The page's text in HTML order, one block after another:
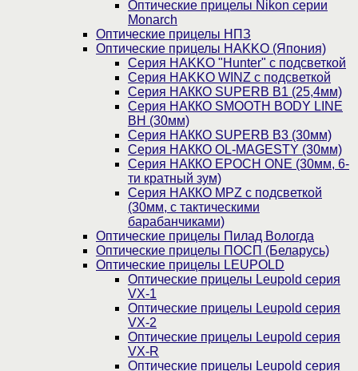
Оптические прицелы Nikon серии
Monarch
Оптические прицелы НПЗ
Оптические прицелы HAKKO (Япония)
Cерия HAKKO "Hunter" с подсветкой
Серия НAKKO WINZ с подсветкой
Серия НАККО SUPERB B1 (25,4мм)
Серия НАККО SMOOTH BODY LINE
BH (30мм)
Серия НАККО SUPERB B3 (30мм)
Серия НАККО OL-MAGESTY (30мм)
Серия НАККО EPOCH ONE (30мм, 6-
ти кратный зум)
Серия НАККО MPZ с подсветкой
(30мм, c тактическими
барабанчиками)
Оптические прицелы Пилад Вологда
Оптические прицелы ПОСП (Беларусь)
Оптические прицелы LEUPOLD
Оптические прицелы Leupold серия
VX-1
Оптические прицелы Leupold серия
VX-2
Оптические прицелы Leupold серия
VX-R
Оптические прицелы Leupold серия